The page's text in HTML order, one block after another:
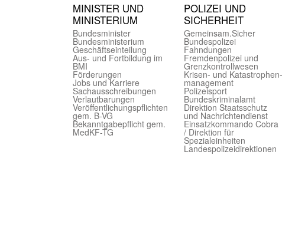
MINISTER UND
MINIST­ERIUM
Bundes­minister
Bundes­ministerium
Geschäfts­einteilung
Aus- und Fortbildung im
BMI
Förderungen
Jobs und Karriere
Sachaus­schreibungen
Verlautbarungen
Veröffentlichungspflichten
gem. B-VG
Bekanntgabepflicht gem.
MedKF-TG
POLIZEI UND
SICHER­HEIT
Gemein­sam.Sicher
Bundes­polizei
Fahndungen
Fremdenpolizei und
Grenzkontrollwesen
Krisen- und Katastrophen­
management
Polizeisport
Bundes­kriminal­amt
Direktion Staats­schutz
und Nach­richten­dienst
Einsatz­kommando Cobra
/ Direktion für
Spezialeinheiten
Landes­polizei­direk­tionen